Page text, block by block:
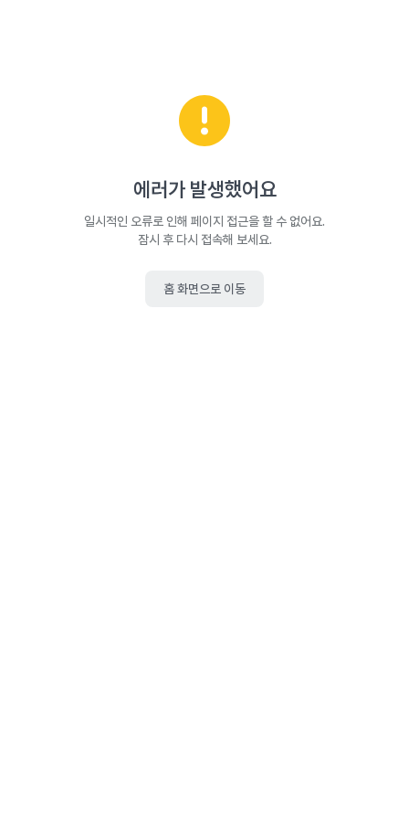
에러가 발생했어요
일시적인 오류로 인해 페이지 접근을 할 수 없어요.
잠시 후 다시 접속해 보세요.
홈 화면으로 이동